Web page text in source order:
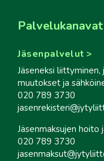
Palvelukanavat
Jäsenpalvelut
Jäseneksi
muutokset ja
020 789 3730
Jäsenmaksujen hoito
020 789 3730